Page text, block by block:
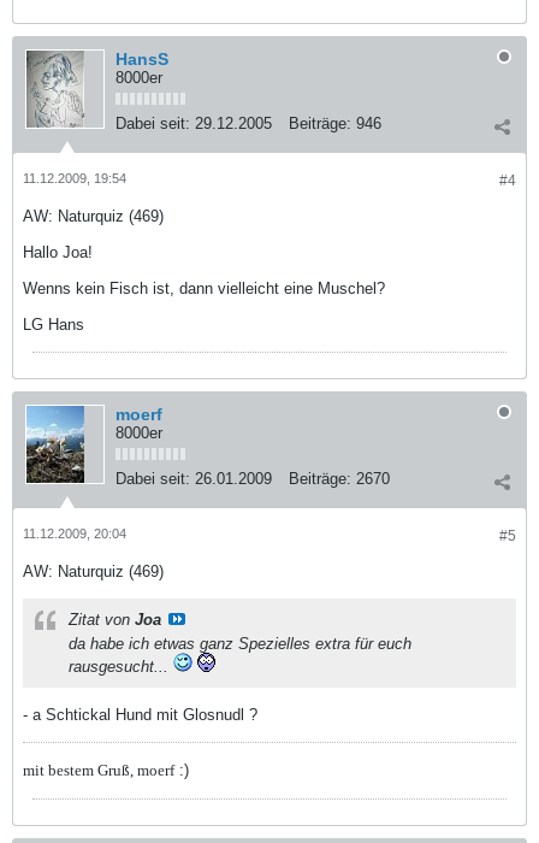
HansS
8000er
Dabei seit: 29.12.2005 Beiträge: 946
#4
11.12.2009, 19:54
AW: Naturquiz (469)
Hallo Joa!
Wenns kein Fisch ist, dann vielleicht eine Muschel?
LG Hans
moerf
8000er
Dabei seit: 26.01.2009 Beiträge: 2670
#5
11.12.2009, 20:04
AW: Naturquiz (469)
Zitat von Joa
da habe ich etwas ganz Spezielles extra für euch
rausgesucht...
- a Schtickal Hund mit Glosnudl ?
mit bestem Gruß, moerf:)